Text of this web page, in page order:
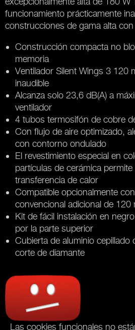
funcionamiento prácticamente
construcciones de gama alta
Construcción compacta no
memoria
Ventilador Silent Wings 3 120
inaudible
Alcanza solo 23,6 dB(A) a
ventilador
4 tubos termosifón de cobre
Con flujo de aire optimizado,
con contorno ondulado
El revestimiento especial en
partículas de cerámica
transferencia de calor
Compatible opcionalmente
convencional adicional de 120
Kit de fácil instalación en
por la parte superior
Cubierta de aluminio cepillado
corte de diamante
Las cookies funcionales no